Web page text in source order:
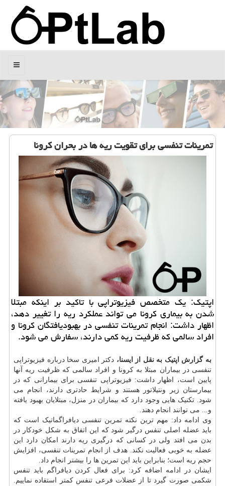
منو
تمرینات تنفسی برای تقویت ریه ها در بحران كرونا
اپتیك: یك متخصص فیزیوتراپی با تاكید بر اینكه مبتلا
شدن به بیماری كرونا می تواند عملكرد ریه را تغییر دهد،
اظهار داشت: انجام تمرینات تنفسی در بهبودیافتگان كرونا و
افراد سالمی كه ظرفیت ریه كمی دارند، سفارش می شود.
به گزارش اپتیک به نقل از ایسنا، دکتر امیری سخا درباره فیزیوتراپی
تنفسی در بیماران مبتلا به کرونا و افراد سالمی که ظرفیت ریه آنها
پایین است، اظهار داشت: فیزیوتراپی تنفسی برای بیمارانی که در
بیمارستان زیر ونتیلاتور هستند و شرایط حادتری دارند، انجام می
شود. تکنیک هایی وجود دارد که بیماران در منزل، مبتلایان بهبود یافته
و... می توانند انجام دهند.
وی ادامه داد: مهم ترین نکته تمرین تنفسی دیافراگماتیک است که
باید عضله اصلی تنفس درگیر شود که این اتفاق به شکل خودکار در
بدن می افتد ولی در کسانی که درگیری ریه دارند امکان دارد این
عضله به خوبی فعالیت نکند. هدف از انجام تمرینات تنفسی، افزایش
حجم ریه است؛ بنابراین باید این تمرین ها را بیشتر انجام داد.
ایشان در ادامه اضافه کرد: برای فعال کردن دیافراگم باید تنفس
شکمی صورت گیرد تا از عضلات فرعی تنفس کمتر استفاده نماییم.